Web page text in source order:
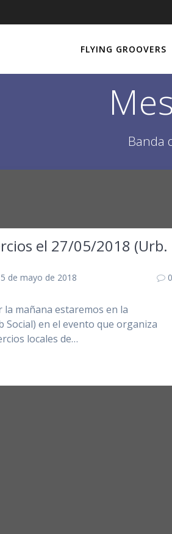
FLYING GROOVERS
Banda
el 27/05/2018 (Urb.
de mayo de 2018 0
mañana estaremos en la
Social) en el evento que organiza
locales de…